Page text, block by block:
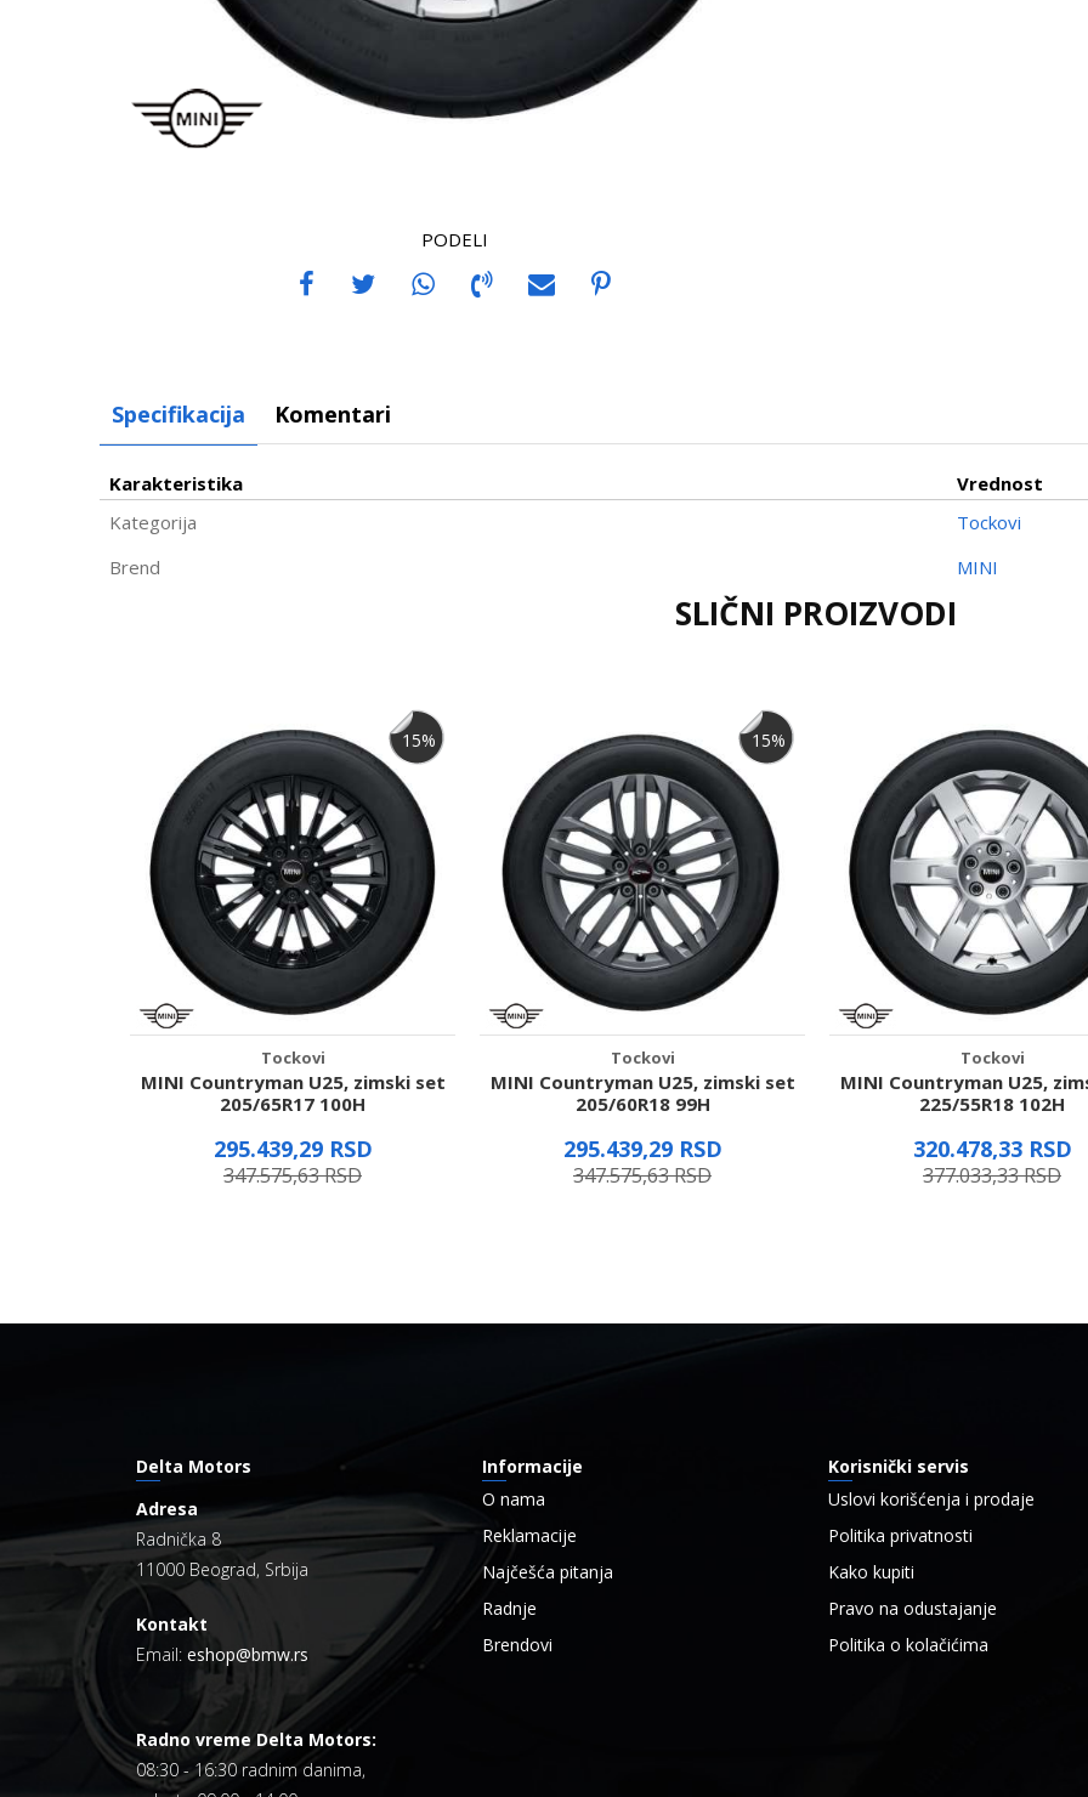
PODELI
Specifikacija Komentari
Karakteristika
Vrednost
Kategorija
Tockovi
Brend
MINI
Pošalji
SLIČNI PROIZVODI
15%
Tockovi
MINI Countryman U25, zimski set
205/65R17 100H
295.439,29 RSD
347.575,63RSD
15%
Tockovi
MINI Countryman U25, zimski set
205/60R18 99H
295.439,29 RSD
347.575,63RSD
Tockovi
MINI Countryman U25,
225/55R18 102H
320.478,33 RSD
377.033,33RSD
Delta Motors
Adresa
Radnička 8
11000 Beograd, Srbija
Kontakt
Email: eshop@bmw.rs
Radno vreme Delta Motors:
08:30 - 16:30 radnim danima,
Informacije
O nama
Reklamacije
Najčešća pitanja
Radnje
Brendovi
Korisnički servis
Uslovi korišćenja i prodaje
Politika privatnosti
Kako kupiti
Pravo na odustajanje
Politika o kolačićima